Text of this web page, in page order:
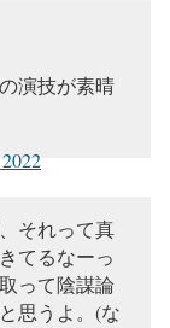
演技が素晴
それって真
てるなーっ
って陰謀論
思うよ。(な